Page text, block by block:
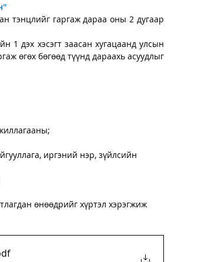
тэнцлийг гаргаж дараа оны 2 дугаар
1 дэх хэсэгт заасан хугацаанд улсын
өгөх бөгөөд түүнд дараахь асуудлыг
иргэний нэр, зүйлсийн
өнөөдрийг хүртэл хэрэгжиж